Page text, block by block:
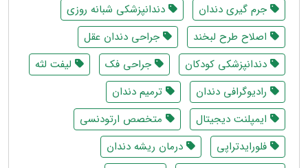
جرم گیری دندان
دندانپزشکی شبانه روزی
اصلاح طرح لبخند
جراحی دندان عقل
دندانپزشکی کودکان
جراحی فک
لیفت لثه
رادیوگرافی دندان
ترمیم دندان
ایمپلنت دیجیتال
متخصص ارتودنسی
فلورایدتراپی
درمان ریشه دندان